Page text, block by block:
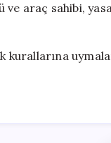
araç sahibi,